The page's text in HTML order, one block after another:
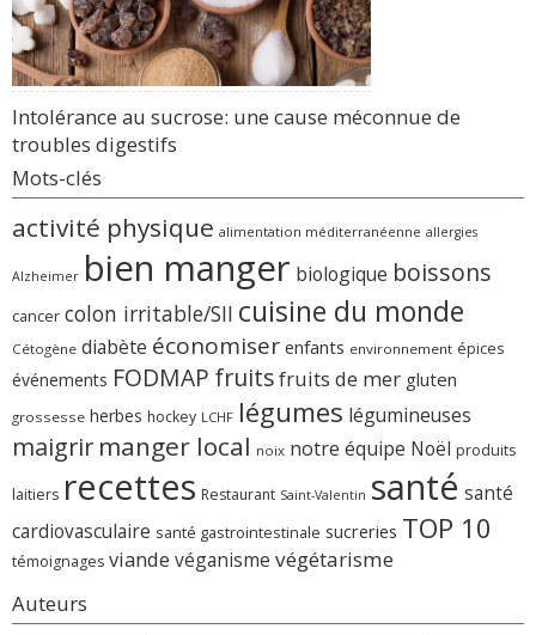
Intolérance au sucrose: une cause méconnue de
troubles digestifs
Mots-clés
activité physique alimentation méditerranéenne allergies
Alzheimer bien manger biologique boissons
cancer colon irritable/SII cuisine du monde
Cétogène diabète économiser enfants environnement épices
événements FODMAP fruitsfruits de mer gluten
grossesse herbes hockey LCHF légumes légumineuses
maigrir manger local noix notre équipe Noël produits
laitiers recettes Restaurant Saint-Valentin santé santé
cardiovasculaire santé gastrointestinale sucreries TOP 10
témoignages viande véganisme végétarisme
Auteurs